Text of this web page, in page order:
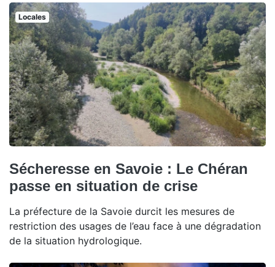
Locales
Sécheresse en Savoie : Le Chéran
passe en situation de crise
La préfecture de la Savoie durcit les mesures de
restriction des usages de l’eau face à une dégradation
de la situation hydrologique.